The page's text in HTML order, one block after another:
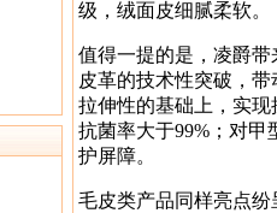
级，绒面皮细腻柔软。
值得一提的是，凌爵带
皮革的技术性突破，
拉伸性的基础上，实
抗菌率大于99%；对甲
护屏障。
毛皮类产品同样亮点